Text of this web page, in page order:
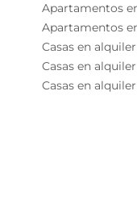
debiéndose
descripciones
son
Apartamentos
Apartamentos
Casas en
Casas en
Casas en